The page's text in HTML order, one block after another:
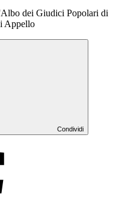
dei Giudici Popolari di
Appello
Condividi